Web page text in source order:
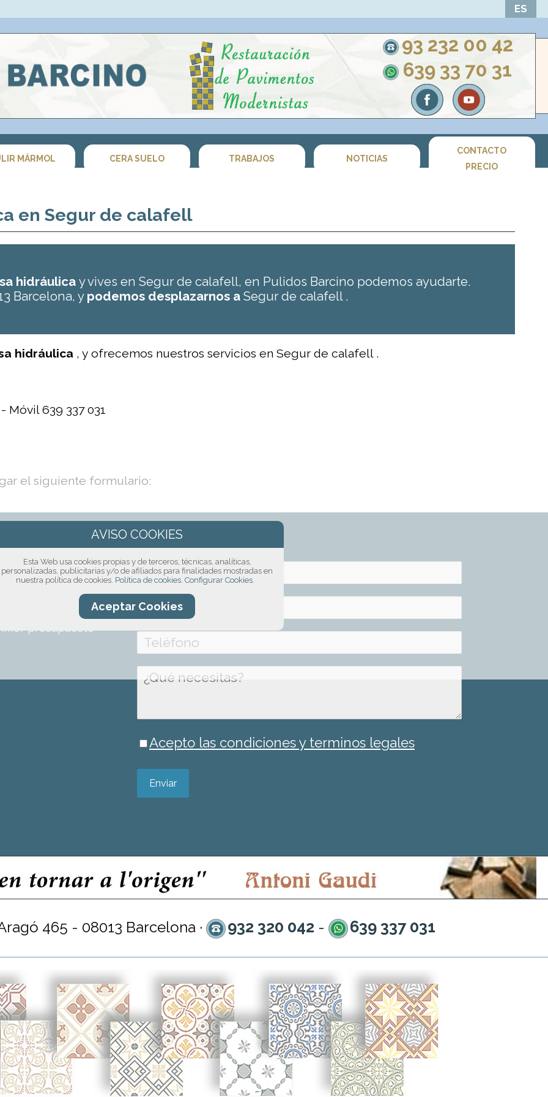
ES
93 232 00 42
639 33 70 31
MÁRMOL CERA SUELO TRABAJOS NOTICIAS
CONTACTO
PRECIO
en Segur de calafell
hidráulicay vives en Segur de calafell, en Pulidos Barcino podemos ayudarte.
Barcelona, y podemos desplazarnos aSegur de calafell .
hidráulica , y ofrecemos nuestros servicios en Segur de calafell .
Móvil 639 337 031
el siguiente formulario:
formulario, por
sobre el
presupuesto
Acepto las condiciones y terminos legales
Enviar
465 - 08013 Barcelona · 932 320 042 - 639 337 031
Esta Web usa cookies propias y de terceros, técnicas, analíticas,
personalizadas, publicitarias y/o de afiliados para finalidades mostradas en
nuestra política de cookies. Política de cookies. Configurar Cookies.
Aceptar Cookies